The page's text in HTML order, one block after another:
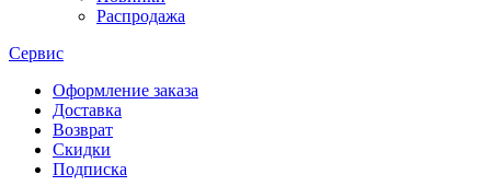
Распродажа
Сервис
Оформление заказа
Доставка
Возврат
Скидки
Подписка